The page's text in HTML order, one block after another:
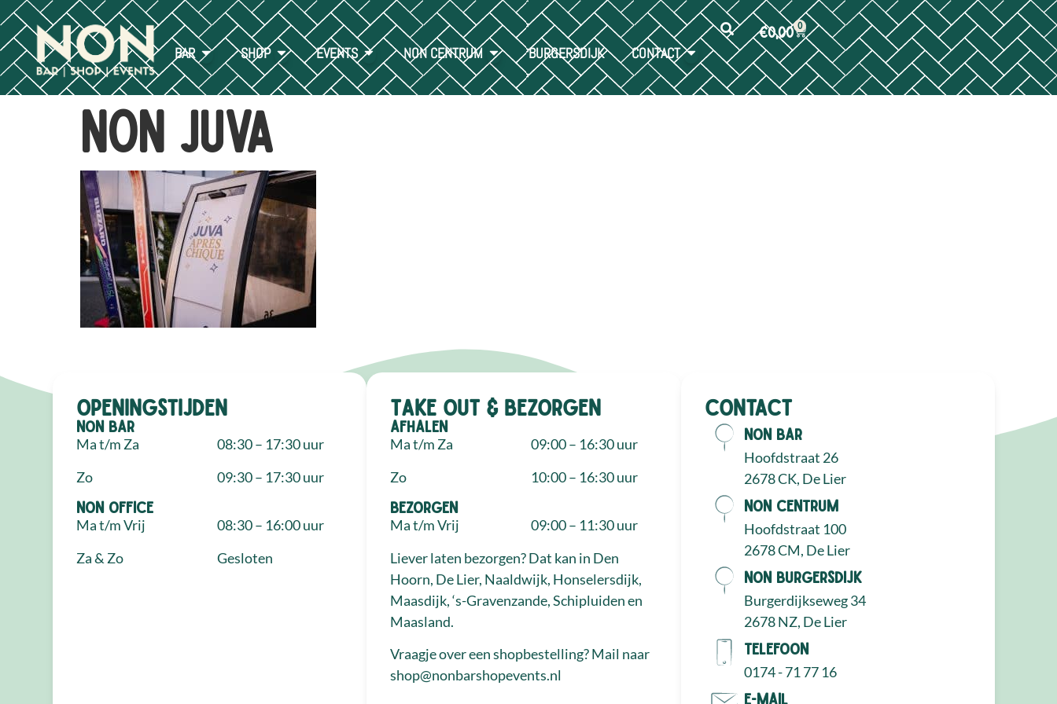
BAR SHOP EVENTS NON CENTRUM BURGERSDIJK CONTACT
€0,00 0
NON JUVA
Openingstijden
NON Bar
Ma t/m Za
Zo
08:30 – 17:30 uur
09:30 – 17:30 uur
NON Office
Ma t/m Vrij
Za & Zo
08:30 – 16:00 uur
Gesloten
Take out & bezorgen
Afhalen
Ma t/m Za
Zo
09:00 – 16:30 uur
10:00 – 16:30 uur
Bezorgen
Ma t/m Vrij
09:00 – 11:30 uur
Liever laten bezorgen? Dat kan in Den
Hoorn, De Lier, Naaldwijk, Honselersdijk,
Maasdijk, ‘s-Gravenzande, Schipluiden en
Maasland.
Vraagje over een shopbestelling? Mail naar
shop@nonbarshopevents.nl
Contact
NON Bar
Hoofdstraat 26
2678 CK, De Lier
NON Centrum
Hoofdstraat 100
2678 CM, De Lier
NON Burgersdijk
Burgerdijkseweg 34
2678 NZ, De Lier
Telefoon
0174 - 71 77 16
E-mail